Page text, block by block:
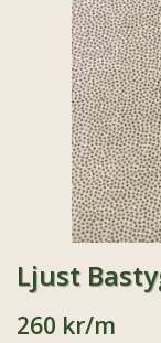
Ljust
260 kr/m